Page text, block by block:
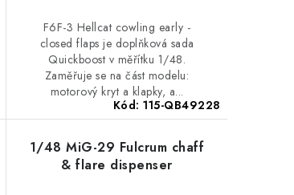
F6F-3 Hellcat cowling early -
closed flaps je doplňková sada
Quickboost v měřítku 1/48.
Zaměřuje se na část modelu:
motorový kryt a klapky, a...
Kód:115-QB49228
1/48 MiG-29 Fulcrum chaff
& flare dispenser